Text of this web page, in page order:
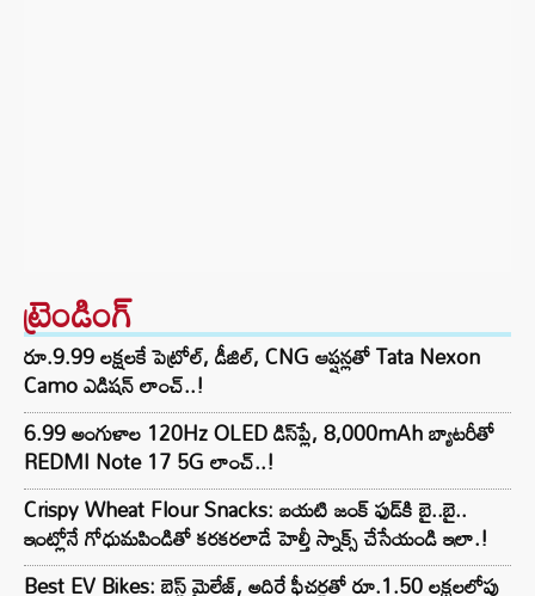
ట్రెండింగ్‌
రూ.9.99 లక్షలకే పెట్రోల్, డీజిల్, CNG ఆప్షన్లతో Tata Nexon
Camo ఎడిషన్ లాంచ్..!
6.99 అంగుళాల 120Hz OLED డిస్‌ప్లే, 8,000mAh బ్యాటరీతో
REDMI Note 17 5G లాంచ్..!
Crispy Wheat Flour Snacks: బయటి జంక్ ఫుడ్‌కి బై..బై..
ఇంట్లోనే గోధుమపిండితో కరకరలాడే హెల్తీ స్నాక్స్ చేసేయండి ఇలా.!
Best EV Bikes: బెస్ట్ మైలేజ్, అదిరే ఫీచర్లతో రూ.1.50 లక్షలలోపు